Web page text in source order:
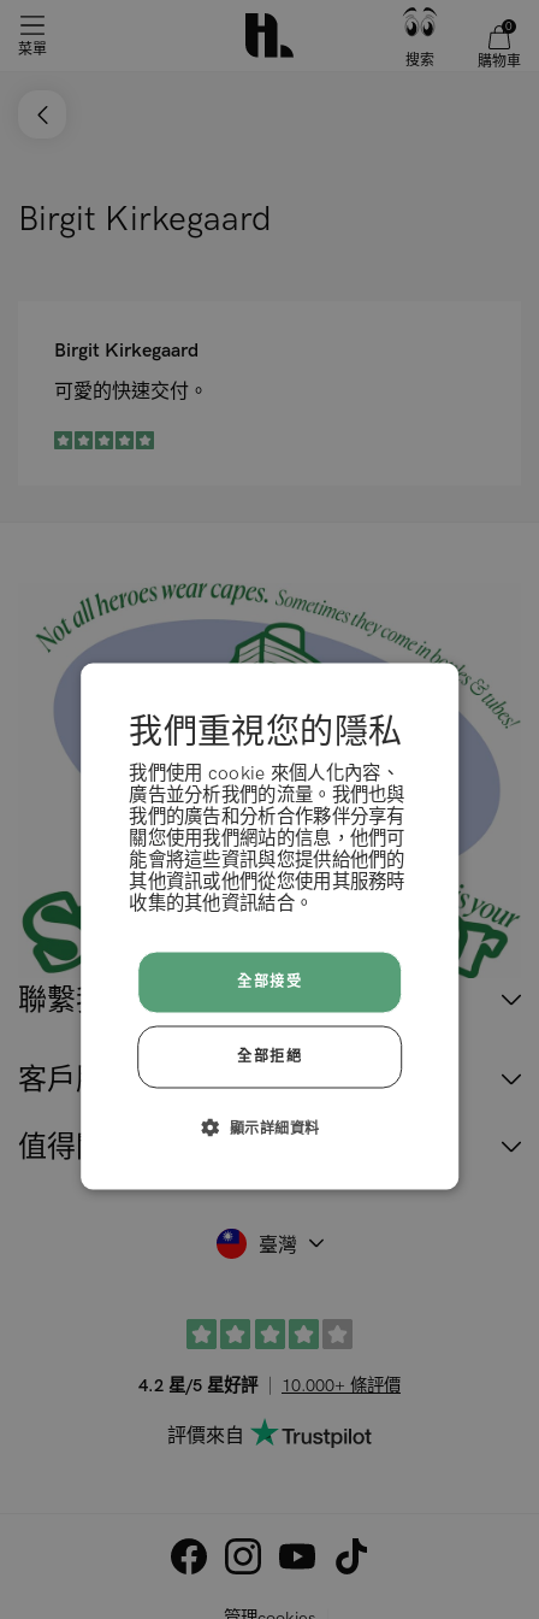
菜單
搜索
0
購物車
Birgit Kirkegaard
Birgit Kirkegaard
可愛的快速交付。
條款 & 條例
拒絕
接受
聯繫我們
客戶服務
值得閱讀
臺灣
4.2 星/5 星好評 10.000+ 條評價
評價來自
我們重視您的隱私
我們使用 cookie 來個人化內容、
廣告並分析我們的流量。我們也與
我們的廣告和分析合作夥伴分享有
關您使用我們網站的信息，他們可
能會將這些資訊與您提供給他們的
其他資訊或他們從您使用其服務時
收集的其他資訊結合。
全部接受
全部拒絕
顯示詳細資料